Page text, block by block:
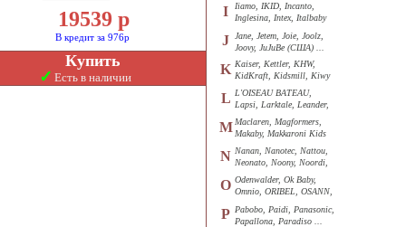
19539 р
В кредит за 976р
Купить
✓ Есть в наличии
I
Iiamo, IKID, Incanto,
Inglesina, Intex, Italbaby
J
Jane, Jetem, Joie, Joolz,
Joovy, JuJuBe (США) ...
K Kaiser, Kettler, KHW,
KidKraft, Kidsmill, Kiwy
L L'OISEAU BATEAU,
Lapsi, Larktale, Leander,
M Maclaren, Magformers,
Makaby, Makkaroni Kids
N Nanan, Nanotec, Nattou,
Neonato, Noony, Noordi,
O Odenwalder, Ok Baby,
Omnio, ORIBEL, OSANN,
P Pabobo, Paidi, Panasonic,
Papallona, Paradiso ...